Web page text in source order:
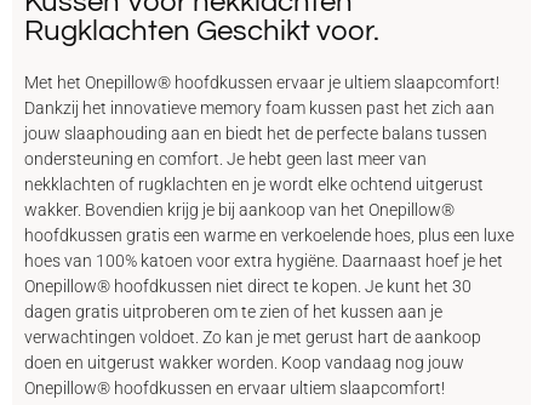
Rugklachten Geschikt voor.
Met het Onepillow® hoofdkussen ervaar je ultiem slaapcomfort!
Dankzij het innovatieve memory foam kussen past het zich aan
jouw slaaphouding aan en biedt het de perfecte balans tussen
ondersteuning en comfort. Je hebt geen last meer van
nekklachten of rugklachten en je wordt elke ochtend uitgerust
wakker. Bovendien krijg je bij aankoop van het Onepillow®
hoofdkussen gratis een warme en verkoelende hoes, plus een luxe
hoes van 100% katoen voor extra hygiëne. Daarnaast hoef je het
Onepillow® hoofdkussen niet direct te kopen. Je kunt het 30
dagen gratis uitproberen om te zien of het kussen aan je
verwachtingen voldoet. Zo kan je met gerust hart de aankoop
doen en uitgerust wakker worden. Koop vandaag nog jouw
Onepillow® hoofdkussen en ervaar ultiem slaapcomfort!